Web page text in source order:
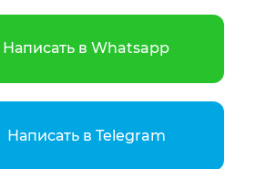
Написать в Whatsapp
Написать в Telegram